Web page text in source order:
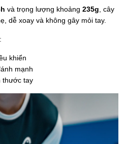
và trọng lượng khoảng 235g , cây
dễ xoay và không gây mỏi tay.
khiển
mạnh
thước tay